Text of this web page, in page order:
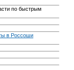
по быстрым
в Россоши